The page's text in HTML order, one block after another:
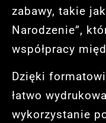
zabawy, takie
Narodzenie”,
współpracy
Dzięki
łatwo
wykorzystanie